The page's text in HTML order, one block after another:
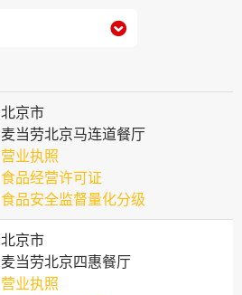

北京市
麦当劳北京马连道餐厅
营业执照
食品经营许可证
食品安全监督量化分级
北京市
麦当劳北京四惠餐厅
营业执照